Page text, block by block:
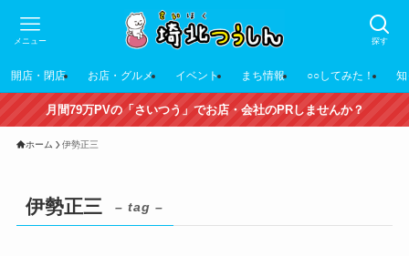
探す
メニュー
開店・閉店 お店・グルメ イベント まち情報 ○○してみた！
月間79万PVの「さいつう」でお店・会社のPRしませんか？
ホーム 伊勢正三
伊勢正三 – tag –